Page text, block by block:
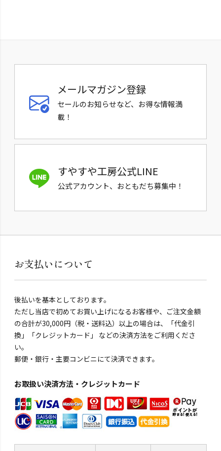
メールマガジン登録
セールのお知らせなど、お得な情報満
載！
すやすや工房公式LINE
公式アカウント、おともだち募集中！
お支払いについて
後払いを基本としております。
ただし当店で初めてお買い上げになるお客様や、ご注文金額
の合計が30,000円（税・送料込）以上の場合は、「代金引
換」「クレジットカード」 などの決済方法をご利用くださ
い。
郵便・銀行・主要コンビニにて決済できます。
お取扱い決済方法・クレジットカード